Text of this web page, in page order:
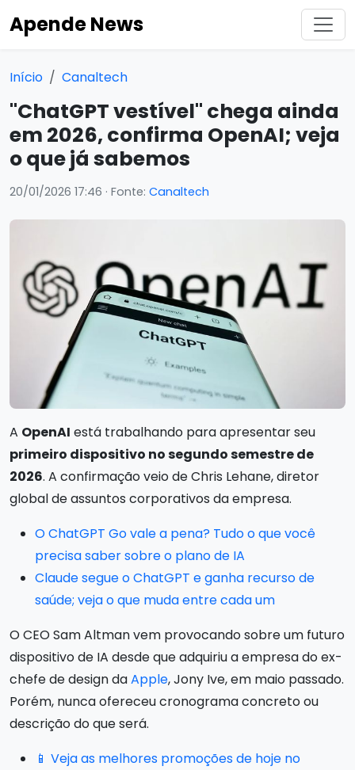
Apende News
Início Canaltech
"ChatGPT vestível" chega ainda
em 2026, confirma OpenAI; veja
o que já sabemos
20/01/2026 17:46 · Fonte: Canaltech
A OpenAI está trabalhando para apresentar seu
primeiro dispositivo no segundo semestre de
2026. A confirmação veio de Chris Lehane, diretor
global de assuntos corporativos da empresa.
O ChatGPT Go vale a pena? Tudo o que você
precisa saber sobre o plano de IA
Claude segue o ChatGPT e ganha recurso de
saúde; veja o que muda entre cada um
O CEO Sam Altman vem provocando sobre um futuro
dispositivo de IA desde que adquiriu a empresa do ex-
chefe de design daApple, Jony Ive, em maio passado.
Porém, nunca ofereceu cronograma concreto ou
descrição do que será.
📱 Veja as melhores promoções de hoje no